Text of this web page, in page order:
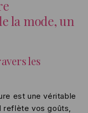
la mode, un
les
est une véritable
reflète vos goûts,